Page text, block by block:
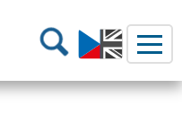
dopravy Hledání